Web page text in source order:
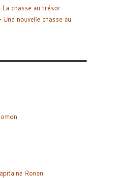
La chasse au trésor
Une nouvelle chasse au
Ronan